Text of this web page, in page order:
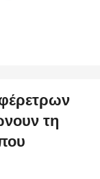
τη